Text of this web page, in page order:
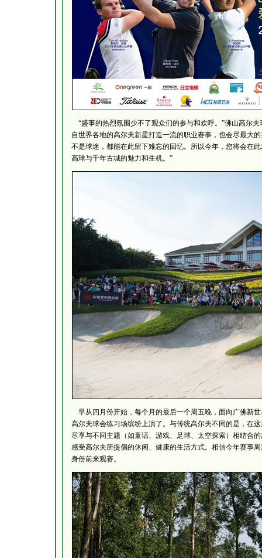
“盛事的热烈氛围少不了观众们的参与和欢呼。”佛山高尔夫
自世界各地的高尔夫新星打造一流的职业赛事，也会尽最大
不是球迷，都能在此留下难忘的回忆。所以今年，您将会在
高球与千年古城的魅力和生机。”
早从四月份开始，每个月的最后一个周五晚，面向广佛新
高尔夫球会练习场缤纷上演了。与传统高尔夫不同的是，在
尽享与不同主题（如童话、游戏、足球、太空探索）相结合
感受高尔夫所提倡的休闲、健康的生活方式。相信今年赛事
身份前来观赛。